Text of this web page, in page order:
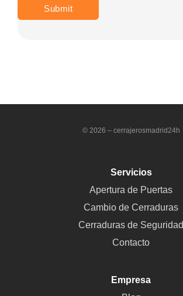
© 2026 – cerrajerosmadrid24h
Servicios
Apertura de Puertas
Cambio de Cerraduras
Cerraduras de Seguridad
Contacto
Empresa